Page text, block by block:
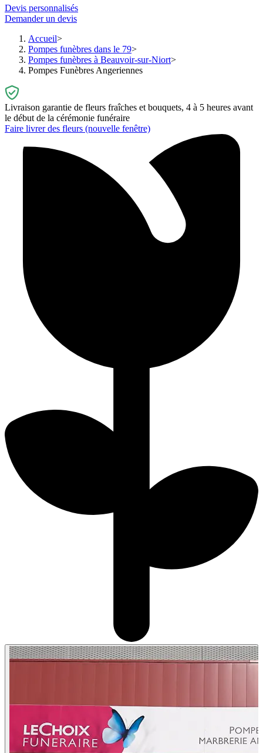
Devis personnalisés
Demander un devis
Accueil
Pompes funèbres dans le 79
Pompes funèbres à Beauvoir-sur-Niort
Pompes Funèbres Angeriennes
Livraison garantie de fleurs fraîches et bouquets, 4 à 5 heures avant
le début de la cérémonie funéraire
Faire livrer des fleurs (nouvelle fenêtre)